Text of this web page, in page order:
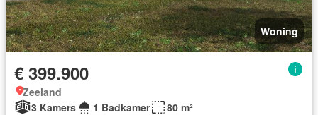
Woning
€ 399.900
Zeeland
3 Kamers
1 Badkamer
80 m²